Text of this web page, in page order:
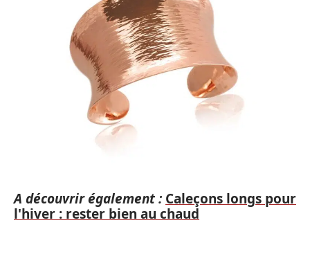
A découvrir également : Caleçons longs pour
l'hiver : rester bien au chaud